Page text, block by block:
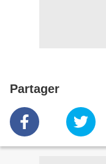
Partager